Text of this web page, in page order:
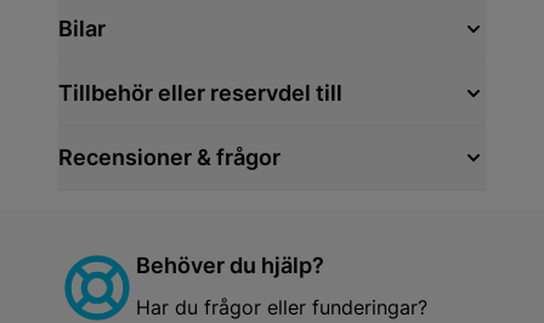
Bilar
Tillbehör eller reservdel till
Recensioner & frågor
Behöver du hjälp?
Har du frågor eller funderingar?